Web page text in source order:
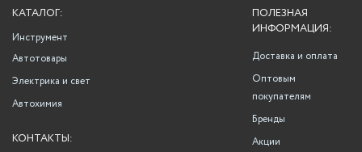
ПОЛЕЗНАЯ
ИНФОРМАЦИЯ:
Доставка и оплата
Оптовым
покупателям
Бренды
Акции
КАТАЛОГ:
Инструмент
Автотовары
Электрика и свет
Автохимия
КОНТАКТЫ: